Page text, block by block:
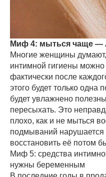
Миф 4: мыться чаще —
Многие женщины
интимной гигиены можно
фактически после
этого будет только одна
будет увлажнено
пересыхать. Это
плохо, как и не мыться
подмываний
восстановить её потом
Миф 5: средства
нужны беременным